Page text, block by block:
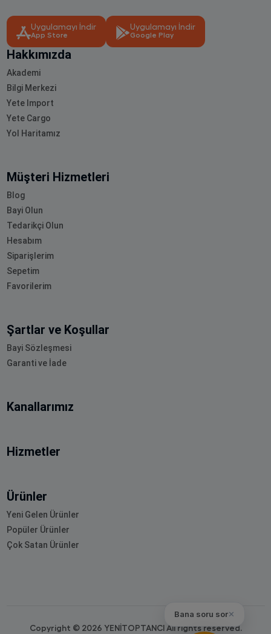
Bana soru sor✕
Uygulamayı İndir
App Store
Uygulamayı İndir
Google Play
Hakkımızda
Akademi
Bilgi Merkezi
Yete Import
Yete Cargo
Yol Haritamız
Müşteri Hizmetleri
Blog
Bayi Olun
Tedarikçi Olun
Hesabım
Siparişlerim
Sepetim
Favorilerim
Şartlar ve Koşullar
Bayi Sözleşmesi
Garanti ve İade
Kanallarımız
Hizmetler
Ürünler
Yeni Gelen Ürünler
Popüler Ürünler
Çok Satan Ürünler
Copyright © 2026 YENİTOPTANCI All rights reserved.